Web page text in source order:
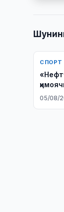
СПОРТ
олди
05/08/